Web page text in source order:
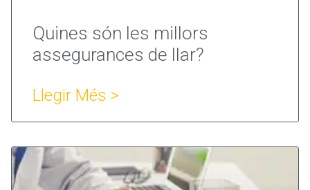
Quines són les millors
assegurances de llar?
Llegir Més >